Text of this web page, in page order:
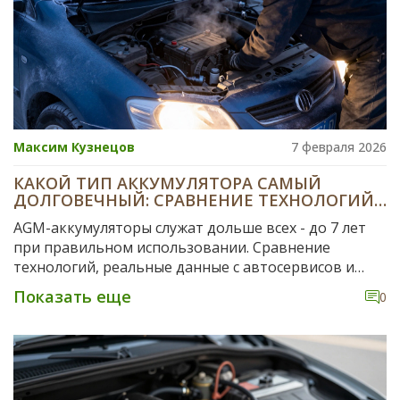
Максим Кузнецов 7 февраля 2026
КАКОЙ ТИП АККУМУЛЯТОРА САМЫЙ
ДОЛГОВЕЧНЫЙ: СРАВНЕНИЕ ТЕХНОЛОГИЙ
И РЕАЛЬНЫЕ СРОКИ СЛУЖБЫ
AGM-аккумуляторы служат дольше всех - до 7 лет
при правильном использовании. Сравнение
технологий, реальные данные с автосервисов и
практические советы, как продлить жизнь любому
аккумулятору в суровых условиях Казани.
Показать еще 0